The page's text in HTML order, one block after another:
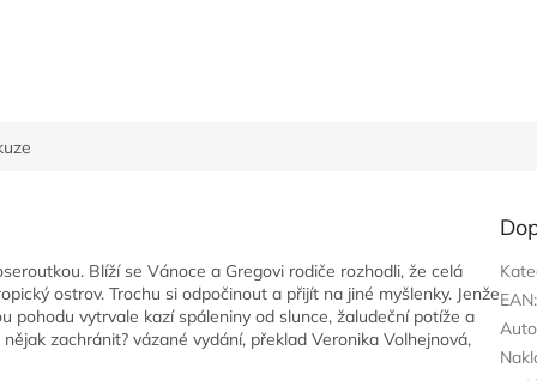
Blíží se Vánoce a Gregovi rodiče rozhodli, že celá
ostrov. Trochu si odpočinout a přijít na jiné myšlenky. Jenže
pohodu vytrvale kazí spáleniny od slunce, žaludeční potíže a
zachránit? vázané vydání, překlad Veronika Volhejnová,
EAN: